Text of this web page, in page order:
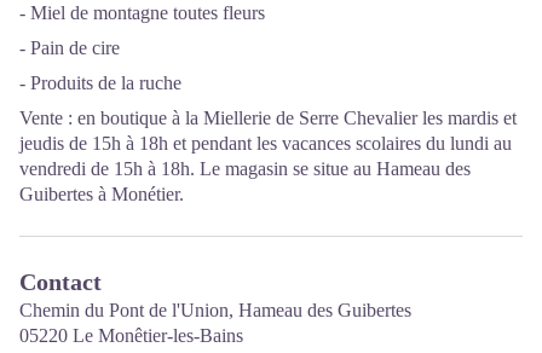
- Miel de montagne toutes fleurs
- Pain de cire
- Produits de la ruche
Vente : en boutique à la Miellerie de Serre Chevalier les mardis et
jeudis de 15h à 18h et pendant les vacances scolaires du lundi au
vendredi de 15h à 18h. Le magasin se situe au Hameau des
Guibertes à Monétier.
Contact
Chemin du Pont de l'Union, Hameau des Guibertes
05220 Le Monêtier-les-Bains